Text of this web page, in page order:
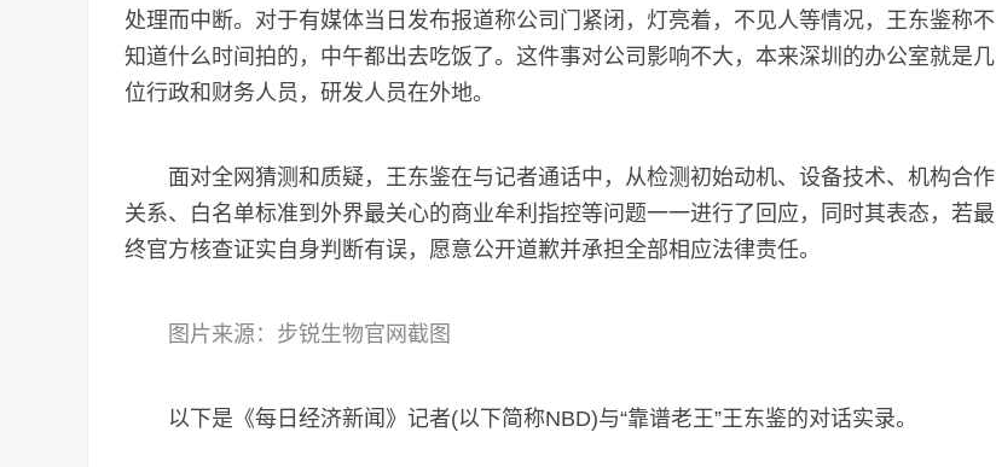
处理而中断。对于有媒体当日发布报道称公司门紧闭，灯亮着，不见人等情况，王东鉴称不
知道什么时间拍的，中午都出去吃饭了。这件事对公司影响不大，本来深圳的办公室就是几
位行政和财务人员，研发人员在外地。
面对全网猜测和质疑，王东鉴在与记者通话中，从检测初始动机、设备技术、机构合作
关系、白名单标准到外界最关心的商业牟利指控等问题一一进行了回应，同时其表态，若最
终官方核查证实自身判断有误，愿意公开道歉并承担全部相应法律责任。
图片来源：步锐生物官网截图
以下是《每日经济新闻》记者(以下简称NBD)与“靠谱老王”王东鉴的对话实录。